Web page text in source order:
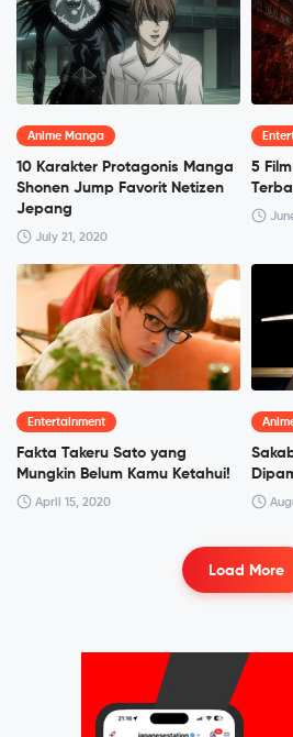
Anime Manga
10 Karakter Protagonis Manga
Shonen Jump Favorit Netizen
Jepang
July 21, 2020
5
Entertainment
Fakta Takeru Sato yang
Mungkin Belum Kamu Ketahui!
April 15, 2020
Load More